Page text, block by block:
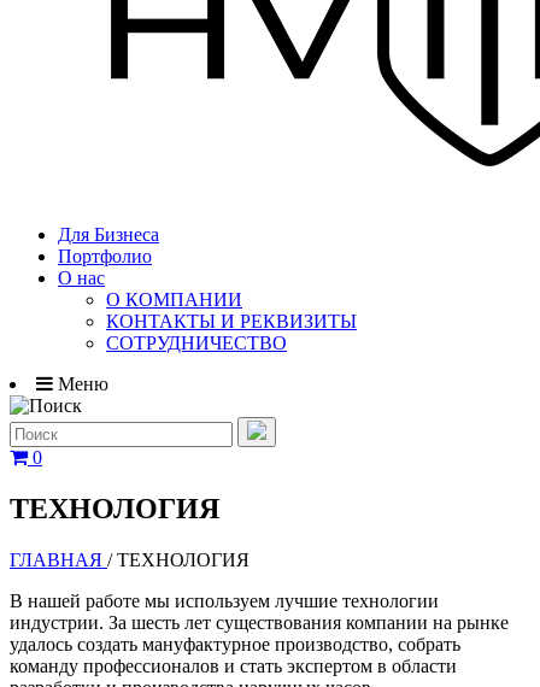
Для Бизнеса
Портфолио
О нас
О КОМПАНИИ
КОНТАКТЫ И РЕКВИЗИТЫ
СОТРУДНИЧЕСТВО
Меню
0
ТЕХНОЛОГИЯ
ГЛАВНАЯ /ТЕХНОЛОГИЯ
В нашей работе мы используем лучшие технологии
индустрии. За шесть лет существования компании на рынке
удалось создать мануфактурное производство, собрать
команду профессионалов и стать экспертом в области